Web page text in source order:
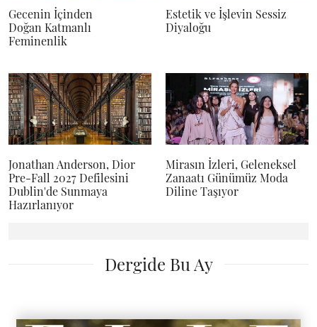
Gecenin İçinden
Doğan Katmanlı
Feminenlik
Estetik ve İşlevin Sessiz
Diyaloğu
Jonathan Anderson, Dior
Pre-Fall 2027 Defilesini
Dublin'de Sunmaya
Hazırlanıyor
Mirasın İzleri, Geleneksel
Zanaatı Günümüz Moda
Diline Taşıyor
Dergide Bu Ay